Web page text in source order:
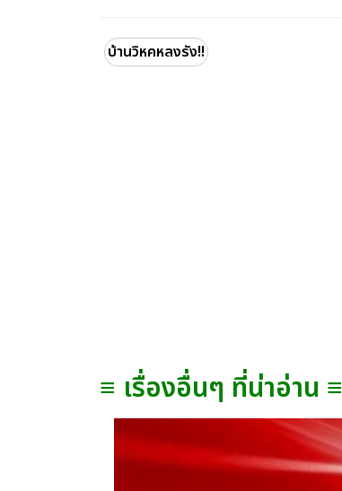
บ้านวิหคหลงรัง!!
≡ เรื่องอื่นๆ ที่น่าอ่าน ≡